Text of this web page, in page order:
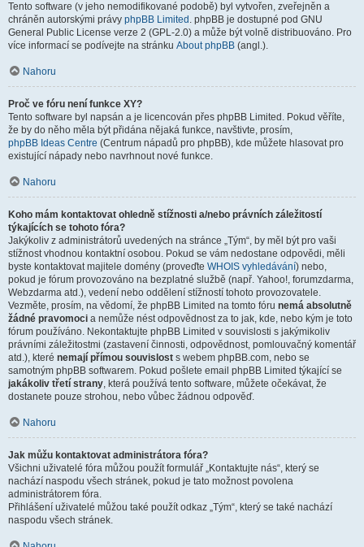
Tento software (v jeho nemodifikované podobě) byl vytvořen, zveřejněn a
chráněn autorskými právy phpBB Limited . phpBB je dostupné pod GNU
General Public License verze 2 (GPL-2.0) a může být volně distribuováno. Pro
více informací se podívejte na stránku About phpBB (angl.).
Nahoru
Proč ve fóru není funkce XY?
Tento software byl napsán a je licencován přes phpBB Limited. Pokud věříte,
že by do něho měla být přidána nějaká funkce, navštivte, prosím,
phpBB Ideas Centre (Centrum nápadů pro phpBB), kde můžete hlasovat pro
existující nápady nebo navrhnout nové funkce.
Nahoru
Koho mám kontaktovat ohledně stížnosti a/nebo právních záležitostí
týkajících se tohoto fóra?
Jakýkoliv z administrátorů uvedených na stránce „Tým“, by měl být pro vaši
stížnost vhodnou kontaktní osobou. Pokud se vám nedostane odpovědi, měli
byste kontaktovat majitele domény (proveďte WHOIS vyhledávání) nebo,
pokud je fórum provozováno na bezplatné službě (např. Yahoo!, forumzdarma,
Webzdarma atd.), vedení nebo oddělení stížností tohoto provozovatele.
Vezměte, prosím, na vědomí, že phpBB Limited na tomto fóru nemá absolutně
žádné pravomoci a nemůže nést odpovědnost za to jak, kde, nebo kým je toto
fórum používáno. Nekontaktujte phpBB Limited v souvislosti s jakýmikoliv
právními záležitostmi (zastavení činnosti, odpovědnost, pomlouvačný komentář
atd.), které nemají přímou souvislost s webem phpBB.com, nebo se
samotným phpBB softwarem. Pokud pošlete email phpBB Limited týkající se
jakákoliv třetí strany, která používá tento software, můžete očekávat, že
dostanete pouze strohou, nebo vůbec žádnou odpověď.
Nahoru
Jak můžu kontaktovat administrátora fóra?
Všichni uživatelé fóra můžou použít formulář „Kontaktujte nás“, který se
nachází naspodu všech stránek, pokud je tato možnost povolena
administrátorem fóra.
Přihlášení uživatelé můžou také použít odkaz „Tým“, který se také nachází
naspodu všech stránek.